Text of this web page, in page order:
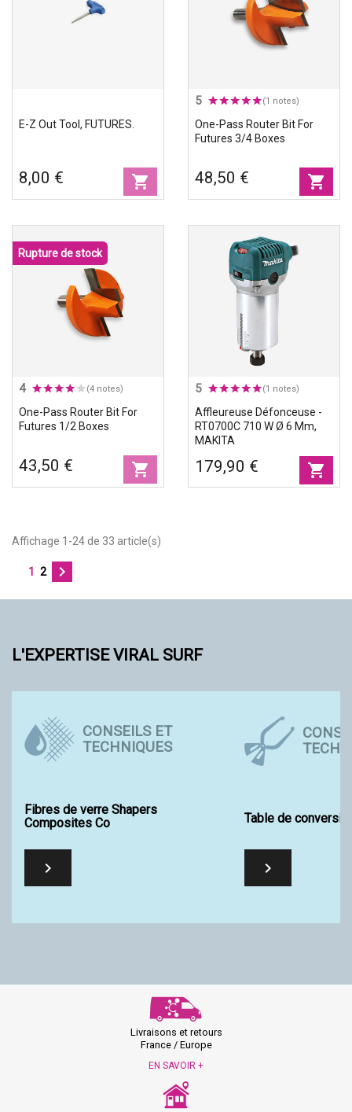
E-Z Out Tool, FUTURES.
8,00 € shopping_cart
5 (1 notes)
One-Pass Router Bit For
Futures 3/4 Boxes
48,50 € shopping_cart
4 (4 notes)
One-Pass Router Bit For
Futures 1/2 Boxes
43,50 € shopping_cart
Rupture de stock
5 (1 notes)
Affleureuse Défonceuse -
RT0700C 710 W Ø 6 Mm,
MAKITA
179,90 € shopping_cart
Affichage 1-24 de 33 article(s)
1 2 
L'EXPERTISE VIRAL SURF
CONSEILS ET
TECHNIQUES
Fibres de verre Shapers
Composites Co

Table de

Livraisons et retours
France / Europe
EN SAVOIR +